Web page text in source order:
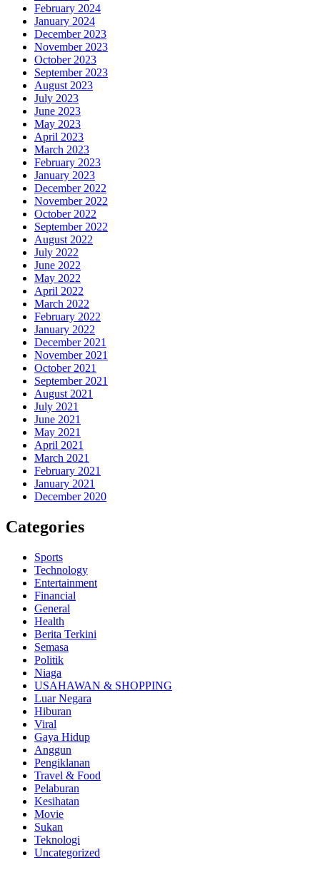
February 2024
January 2024
December 2023
November 2023
October 2023
September 2023
August 2023
July 2023
June 2023
May 2023
April 2023
March 2023
February 2023
January 2023
December 2022
November 2022
October 2022
September 2022
August 2022
July 2022
June 2022
May 2022
April 2022
March 2022
February 2022
January 2022
December 2021
November 2021
October 2021
September 2021
August 2021
July 2021
June 2021
May 2021
April 2021
March 2021
February 2021
January 2021
December 2020
Categories
Sports
Technology
Entertainment
Financial
General
Health
Berita Terkini
Semasa
Politik
Niaga
USAHAWAN & SHOPPING
Luar Negara
Hiburan
Viral
Gaya Hidup
Anggun
Pengiklanan
Travel & Food
Pelaburan
Kesihatan
Movie
Sukan
Teknologi
Uncategorized